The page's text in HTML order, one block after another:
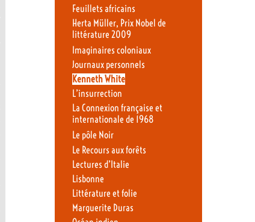
Feuillets africains
Herta Müller, Prix Nobel de
littérature 2009
Imaginaires coloniaux
Journaux personnels
Kenneth White
L’insurrection
La Connexion française et
internationale de 1968
Le pôle Noir
Le Recours aux forêts
Lectures d’Italie
Lisbonne
Littérature et folie
Marguerite Duras